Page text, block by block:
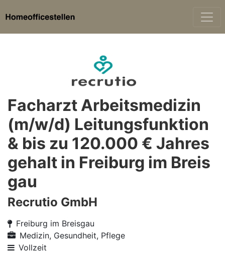
Facharzt Arbeitsmedizin
(m/w/d) Leitungsfunktion
& bis zu 120.000 € Jahres
gehalt in Freiburg im Breis
gau
Recrutio GmbH
Freiburg im Breisgau
Medizin, Gesundheit, Pflege
Vollzeit